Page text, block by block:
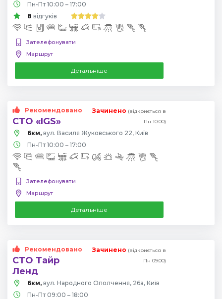
Пн-Пт 10:00 – 17:00
8 відгуків
Зателефонувати
Маршрут
Детальніше
Рекомендовано
СТО «IGS»
Зачинено (відкриється в
Пн 10:00)
6км, вул. Василя Жуковського 22, Київ
Пн-Пт 10:00 – 17:00
Зателефонувати
Маршрут
Детальніше
Рекомендовано
СТО Тайр
Ленд
Зачинено (відкриється в
Пн 09:00)
6км, вул. Народного Ополчення, 26а, Київ
Пн-Пт 09:00 – 18:00